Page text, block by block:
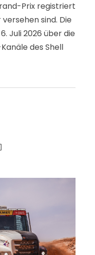
Prix registriert
sind. Die
Juli 2026 über die
des Shell